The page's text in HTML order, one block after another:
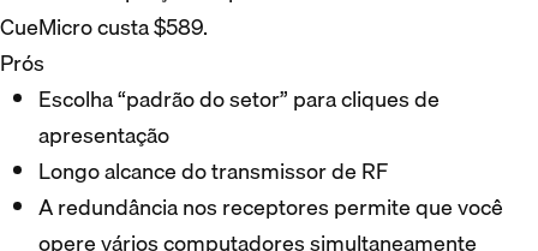
CueMicro custa $589.
Prós
Escolha “padrão do setor” para cliques de
apresentação
Longo alcance do transmissor de RF
A redundância nos receptores permite que você
opere vários computadores simultaneamente